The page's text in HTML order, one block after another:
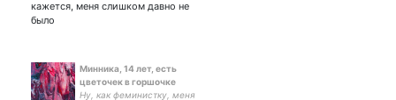
кажется, меня слишком давно не
было
Минника, 14 лет, есть
цветочек в горшочке
Ну, как феминистку, меня